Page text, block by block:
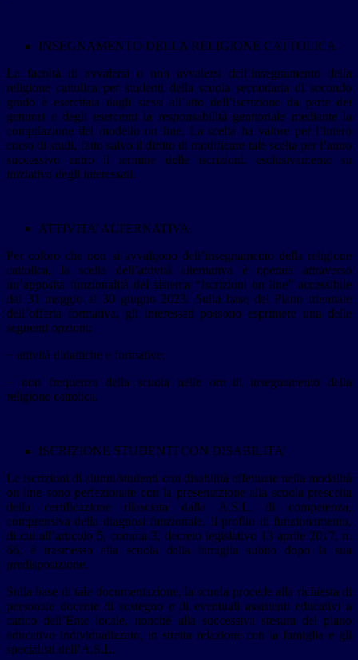
INSEGNAMENTO DELLA RELIGIONE CATTOLICA
La facoltà di avvalersi o non avvalersi dell’insegnamento della
religione cattolica per studenti della scuola secondaria di secondo
grado è esercitata dagli stessi all’atto dell’iscrizione da parte dei
genitori e degli esercenti la responsabilità genitoriale mediante la
compilazione del modello on line. La scelta ha valore per l’intero
corso di studi, fatto salvo il diritto di modificare tale scelta per l’anno
successivo entro il termine delle iscrizioni, esclusivamente su
iniziativa degli interessati.
ATTIVITA’ ALTERNATIVA
Per coloro che non si avvalgono dell’insegnamento della religione
cattolica, la scelta dell’attività alternativa è operata attraverso
un’apposita funzionalità del sistema “Iscrizioni on line” accessibile
dal 31 maggio al 30 giugno 2023. Sulla base del Piano triennale
dell’offerta formativa, gli interessati possono esprimere una delle
seguenti opzioni:
− attività didattiche e formative;
− non frequenza della scuola nelle ore di insegnamento della
religione cattolica.
ISCRIZIONE STUDENTI CON DISABILITA’
Le iscrizioni di alunni/studenti con disabilità effettuate nella modalità
on line sono perfezionate con la presentazione alla scuola prescelta
della certificazione rilasciata dalla A.S.L. di competenza,
comprensiva della diagnosi funzionale. Il profilo di funzionamento,
di cui all’articolo 5, comma 3, decreto legislativo 13 aprile 2017, n.
66, è trasmesso alla scuola dalla famiglia subito dopo la sua
predisposizione.
Sulla base di tale documentazione, la scuola procede alla richiesta di
personale docente di sostegno e di eventuali assistenti educativi a
carico dell’Ente locale, nonché alla successiva stesura del piano
educativo individualizzato, in stretta relazione con la famiglia e gli
specialisti dell’A.S.L.